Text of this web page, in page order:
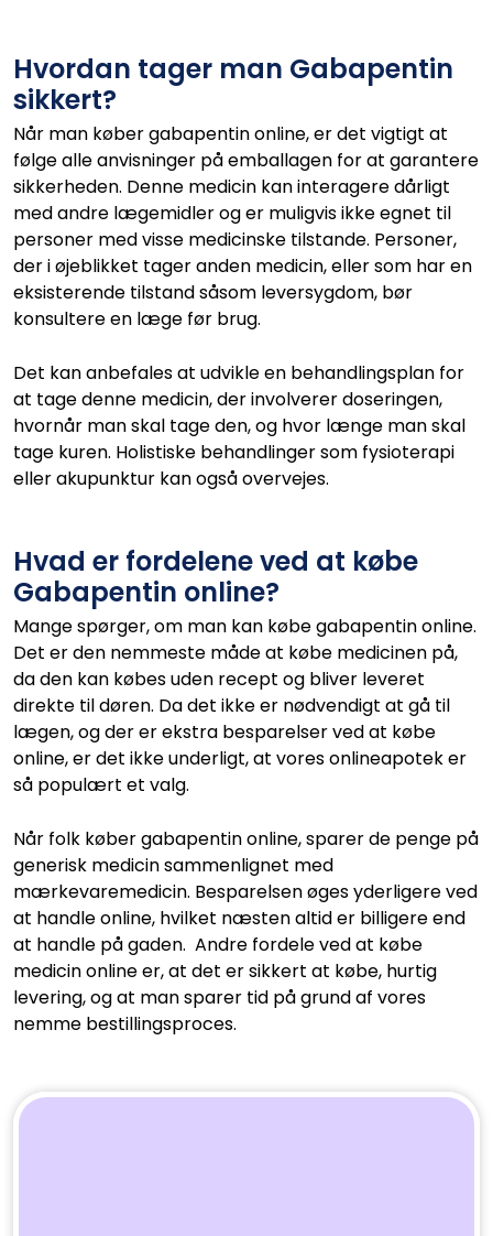
Hvordan tager man Gabapentin
sikkert?
Når man køber gabapentin online, er det vigtigt at
følge alle anvisninger på emballagen for at garantere
sikkerheden. Denne medicin kan interagere dårligt
med andre lægemidler og er muligvis ikke egnet til
personer med visse medicinske tilstande. Personer,
der i øjeblikket tager anden medicin, eller som har en
eksisterende tilstand såsom leversygdom, bør
konsultere en læge før brug.
Det kan anbefales at udvikle en behandlingsplan for
at tage denne medicin, der involverer doseringen,
hvornår man skal tage den, og hvor længe man skal
tage kuren. Holistiske behandlinger som fysioterapi
eller akupunktur kan også overvejes.
Hvad er fordelene ved at købe
Gabapentin online?
Mange spørger, om man kan købe gabapentin online.
Det er den nemmeste måde at købe medicinen på,
da den kan købes uden recept og bliver leveret
direkte til døren. Da det ikke er nødvendigt at gå til
lægen, og der er ekstra besparelser ved at købe
online, er det ikke underligt, at vores onlineapotek er
så populært et valg.
Når folk køber gabapentin online, sparer de penge på
generisk medicin sammenlignet med
mærkevaremedicin. Besparelsen øges yderligere ved
at handle online, hvilket næsten altid er billigere end
at handle på gaden. Andre fordele ved at købe
medicin online er, at det er sikkert at købe, hurtig
levering, og at man sparer tid på grund af vores
nemme bestillingsproces.